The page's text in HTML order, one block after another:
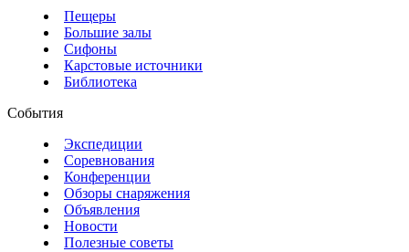
Пещеры
Большие залы
Сифоны
Карстовые источники
Библиотека
События
Экспедиции
Соревнования
Конференции
Обзоры снаряжения
Объявления
Новости
Полезные советы